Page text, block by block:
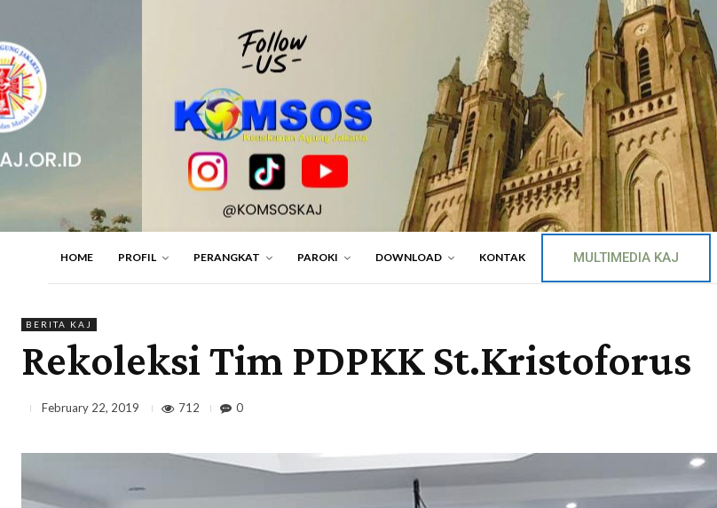
HOME PROFIL PERANGKAT PAROKI DOWNLOAD KONTAK MULTIMEDIA KAJ
BERITA KAJ
Rekoleksi Tim PDPKK St.Kristoforus
February 22, 2019 712 0